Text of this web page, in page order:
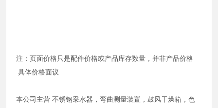
注：页面价格只是配件价格或产品库存数量，并非产品价格
具体价格面议
本公司主营 不锈钢采水器，弯曲测量装置，鼓风干燥箱，色